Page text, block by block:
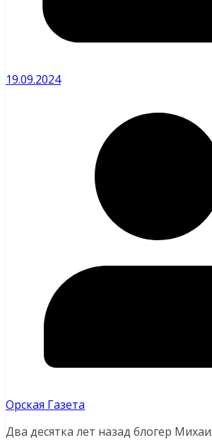
19.09.2024
Орская Газета
Два десятка лет назад блогер